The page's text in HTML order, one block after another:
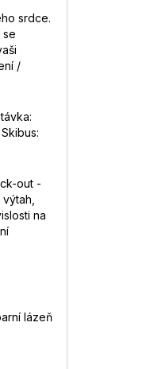
srdce.
se
/
out -
na
lázeň